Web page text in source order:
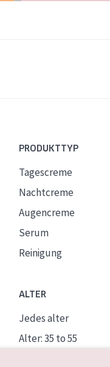
PRODUKTTYP
Tagescreme
Nachtcreme
Augencreme
Serum
Reinigung
ALTER
Jedes alter
Alter: 35 to 55